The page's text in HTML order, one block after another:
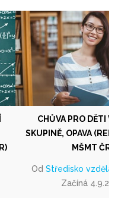
CHŮVA PRO DĚTI V
SKUPINĚ, OPAVA
MŠMT ČR)
Od Středisko
Začíná